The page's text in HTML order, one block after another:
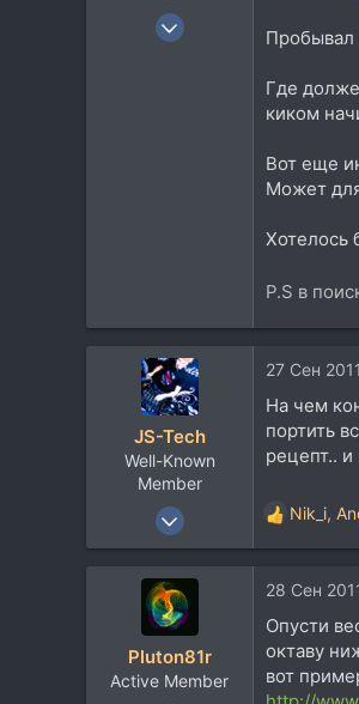
8 Окт 2009
Пробывал
Где
киком
Вот еще
Может
Хотелось
P.S в
JS-Tech
Well-Known
Member
23 Апр 2008
Russia
27 Сен 2011
На чем
портить
рецепт..
Р
е
к
и
и
:
Nik_i,
Pluton81r
Active Member
28 Сен
Опусти
октаву
вот